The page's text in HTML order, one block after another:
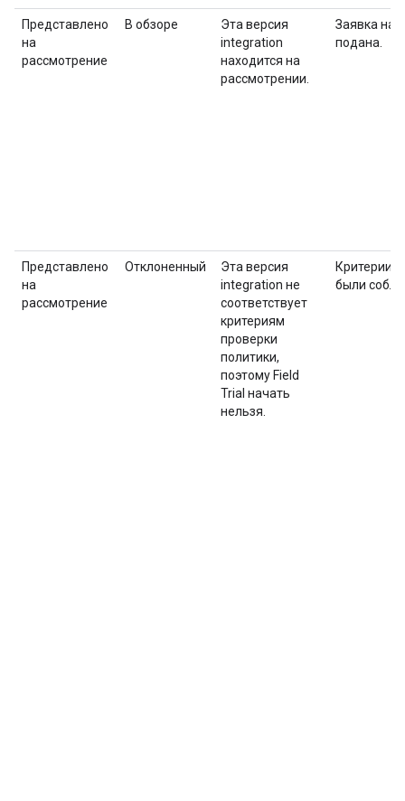
Представлено
на
рассмотрение
В обзоре
Эта версия
integration
находится на
рассмотрении.
Заявка на
подана.
Представлено
на
рассмотрение
Отклоненный
Эта версия
integration не
соответствует
критериям
проверки
политики,
поэтому Field
Trial начать
нельзя.
Критерии
были